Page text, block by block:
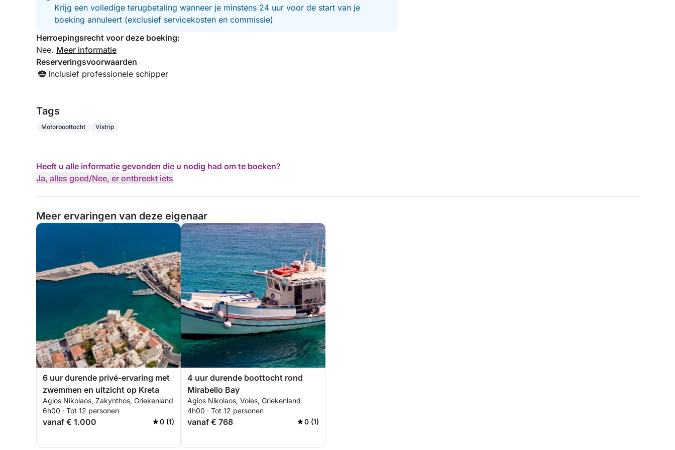
Krijg een volledige terugbetaling wanneer je minstens 24 uur voor de start van je
boeking annuleert (exclusief servicekosten en commissie)
Herroepingsrecht voor deze boeking:
Nee. Meer informatie
Reserveringsvoorwaarden
Inclusief professionele schipper
Tags
Motorboottocht Vistrip
Heeft u alle informatie gevonden die u nodig had om te boeken?
Ja, alles goed/Nee, er ontbreekt iets
Meer ervaringen van deze eigenaar
6 uur durende privé-ervaring met
zwemmen en uitzicht op Kreta
Agios Nikolaos, Zakynthos, Griekenland
6h00 · Tot 12 personen
vanaf € 1.000 0 (1)
4 uur durende boottocht rond
Mirabello Bay
Agios Nikolaos, Voies, Griekenland
4h00 · Tot 12 personen
vanaf € 768 0 (1)